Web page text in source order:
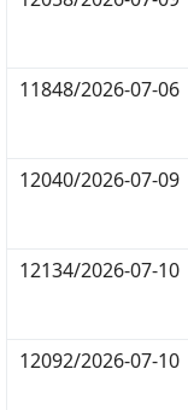
11848/2026-07-06
12040/2026-07-09
12134/2026-07-10
12092/2026-07-10